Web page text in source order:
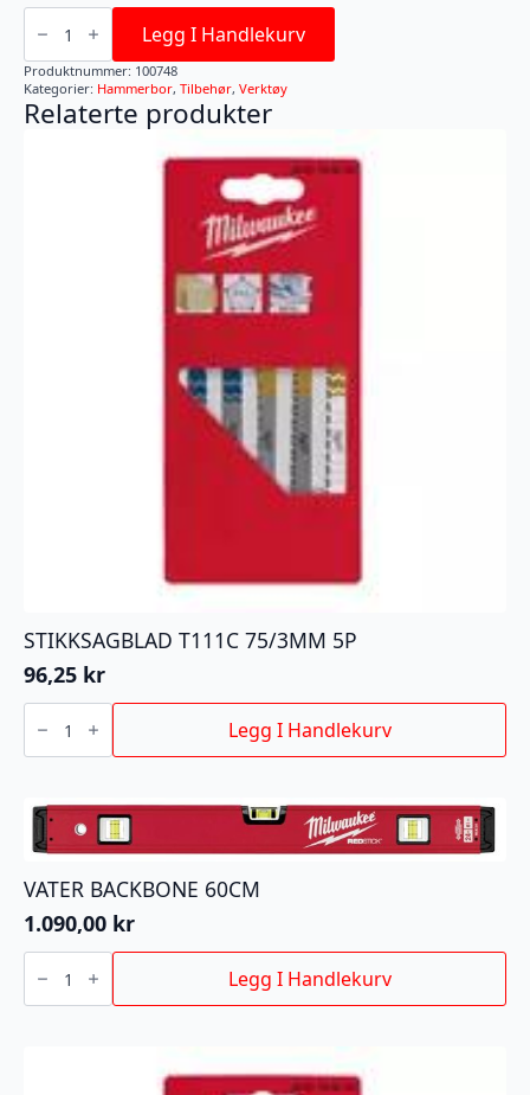
HAMMERBOR
SDS+
5,5X165
antall
Legg I Handlekurv
Produktnummer: 100748
Kategorier: Hammerbor, Tilbehør, Verktøy
Relaterte produkter
STIKKSAGBLAD T111C 75/3MM 5P
96,25 kr
STIKKSAGBLAD
T111C
75/3MM
5P
Legg I Handlekurv
VATER BACKBONE 60CM
1.090,00 kr
VATER
BACKBONE
antall
Legg I Handlekurv